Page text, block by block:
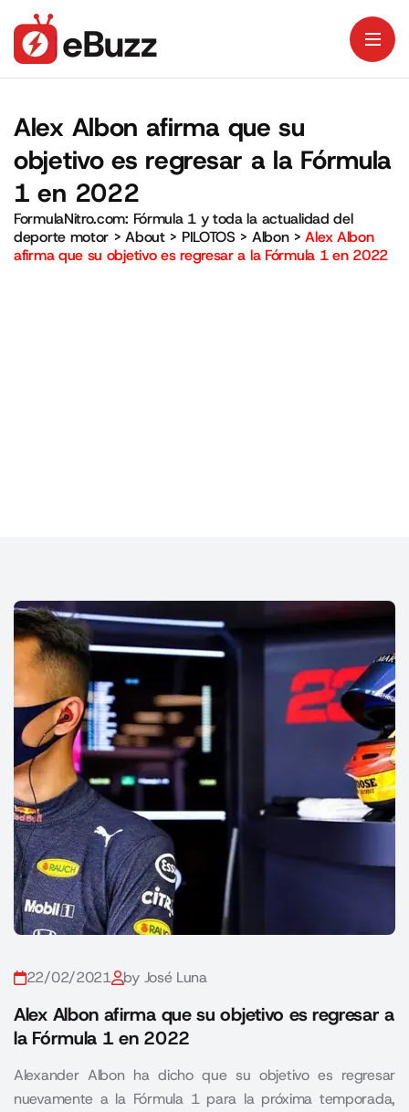
Alex Albon afirma que su
objetivo es regresar a la Fórmula
1 en 2022
FormulaNitro.com: Fórmula 1 y toda la actualidad del
deporte motor >About> PILOTOS > Albon>Alex Albon
afirma que su objetivo es regresar a la Fórmula 1 en 2022
22/02/2021 by José Luna
Alex Albon afirma que su objetivo es regresar a
la Fórmula 1 en 2022
Alexander Albon ha dicho que su objetivo es regresar
nuevamente a la Fórmula 1 para la próxima temporada,